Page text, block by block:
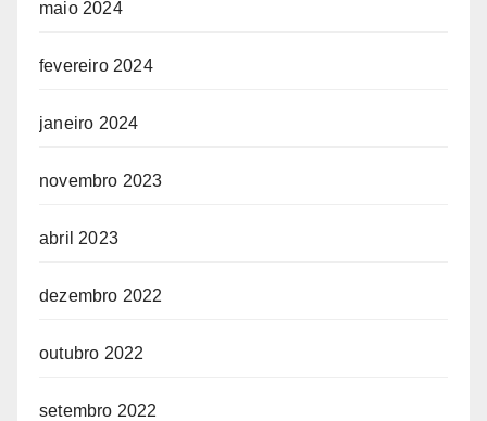
maio 2024
fevereiro 2024
janeiro 2024
novembro 2023
abril 2023
dezembro 2022
outubro 2022
setembro 2022